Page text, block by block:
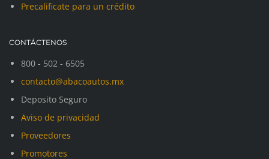
Precalificate para un crédito
CONTÁCTENOS
800 - 502 - 6505
contacto@abacoautos.mx
Deposito Seguro
Aviso de privacidad
Proveedores
Promotores